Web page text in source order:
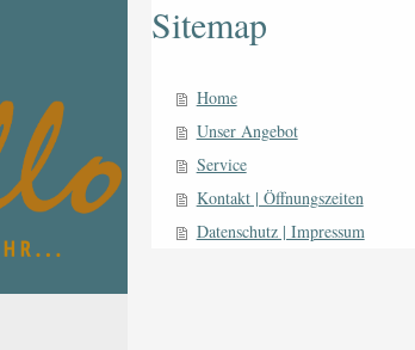
Sitemap
Home
Unser Angebot
Service
Kontakt | Öffnungszeiten
Datenschutz | Impressum